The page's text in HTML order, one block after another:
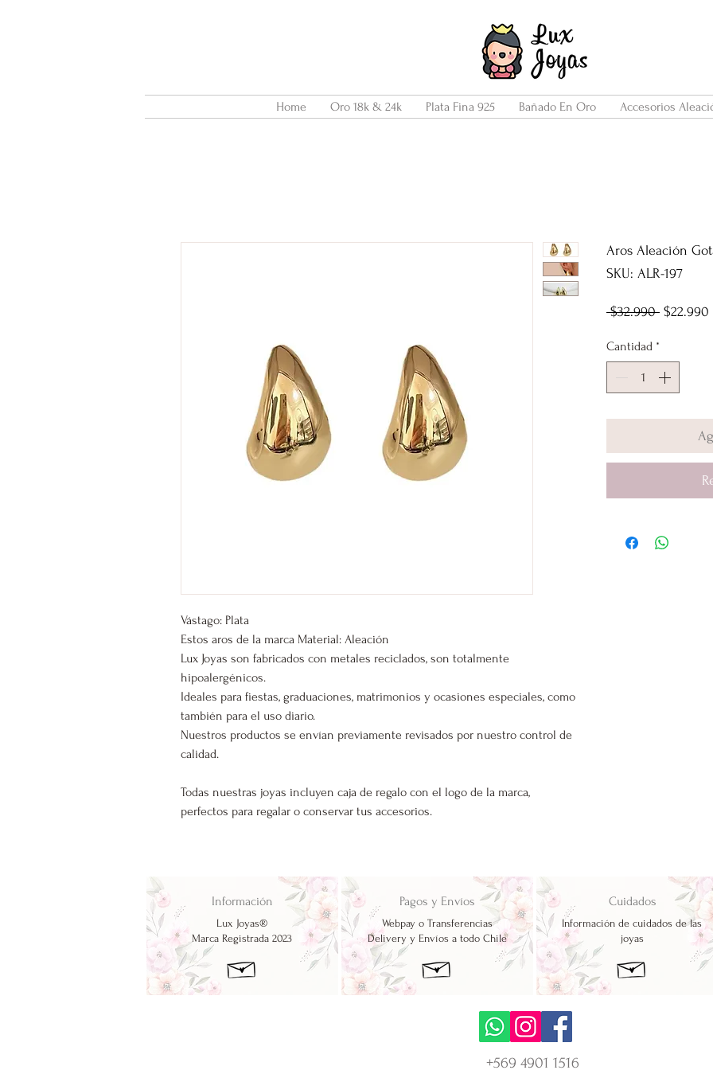
Home Oro 18k & 24k Plata Fina 925 Bañado En Oro Accesorios
Vástago: Plata
Estos aros de la marca Material: Aleación
Lux Joyas son fabricados con metales reciclados, son totalmente
hipoalergénicos.
Ideales para fiestas, graduaciones, matrimonios y ocasiones especiales, como
también para el uso diario.
Nuestros productos se envían previamente revisados por nuestro control de
calidad.
Todas nuestras joyas incluyen caja de regalo con el logo de la marca,
perfectos para regalar o conservar tus accesorios.
Aros Aleación
SKU: ALR-197
$32.990 Precio
$22.990
Cantidad *
Información
Lux Joyas®
Marca Registrada 2023
Pagos y Envíos
Webpay o Transferencias
Delivery y Envíos a todo Chile
Cuidados
Información de cuidados de las
joyas
+569 4901 1516